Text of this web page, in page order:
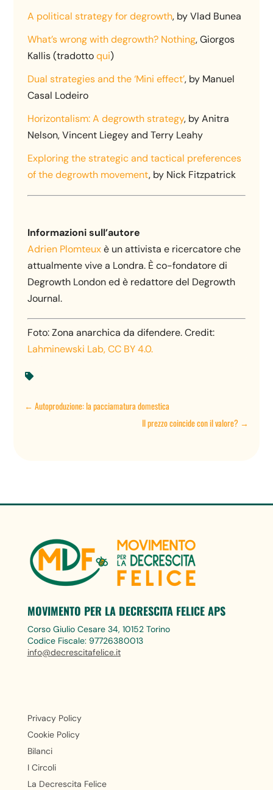
A political strategy for degrowth, by Vlad Bunea
What’s wrong with degrowth? Nothing, Giorgos
Kallis (tradottoqui)
Dual strategies and the ‘Mini effect’, by Manuel
Casal Lodeiro
Horizontalism: A degrowth strategy, by Anitra
Nelson, Vincent Liegey and Terry Leahy
Exploring the strategic and tactical preferences
of the degrowth movement, by Nick Fitzpatrick
Informazioni sull’autore
Adrien Plomteuxè un attivista e ricercatore che
attualmente vive a Londra. È co-fondatore di
Degrowth London ed è redattore del Degrowth
Journal.
Foto: Zona anarchica da difendere. Credit:
Lahminewski Lab, CC BY 4.0.

←Autoproduzione: la pacciamatura domestica
Il prezzo coincide con il valore?→
MOVIMENTO PER LA DECRESCITA FELICE APS
Corso Giulio Cesare 34, 10152 Torino
Codice Fiscale: 97726380013
info@decrescitafelice.it
Privacy Policy
Cookie Policy
Bilanci
I Circoli
La Decrescita Felice